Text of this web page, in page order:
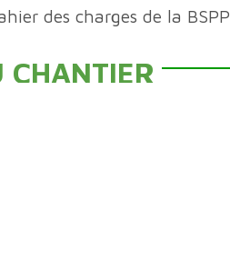
des charges de la
CHANTIER